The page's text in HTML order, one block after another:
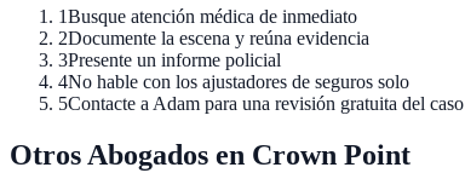
1Busque atención médica de inmediato
2Documente la escena y reúna evidencia
3Presente un informe policial
4No hable con los ajustadores de seguros solo
5Contacte a Adam para una revisión gratuita del caso
Otros Abogados en Crown Point